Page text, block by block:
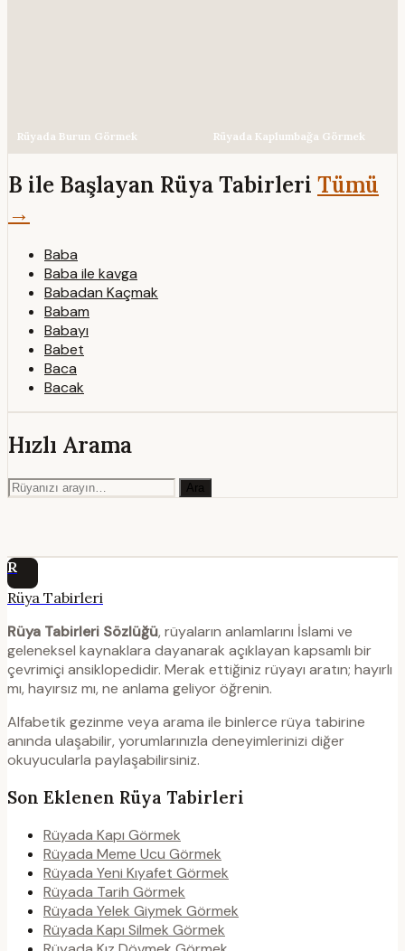
Rüyada Burun Görmek Rüyada Kaplumbağa Görmek
B ile Başlayan Rüya Tabirleri Tümü
→
Baba
Baba ile kavga
Babadan Kaçmak
Babam
Babayı
Babet
Baca
Bacak
Hızlı Arama
Ara
R
Rüya Tabirleri
Rüya Tabirleri Sözlüğü, rüyaların anlamlarını İslami ve
geleneksel kaynaklara dayanarak açıklayan kapsamlı bir
çevrimiçi ansiklopedidir. Merak ettiğiniz rüyayı aratın; hayırlı
mı, hayırsız mı, ne anlama geliyor öğrenin.
Alfabetik gezinme veya arama ile binlerce rüya tabirine
anında ulaşabilir, yorumlarınızla deneyimlerinizi diğer
okuyucularla paylaşabilirsiniz.
Son Eklenen Rüya Tabirleri
Rüyada Kapı Görmek
Rüyada Meme Ucu Görmek
Rüyada Yeni Kıyafet Görmek
Rüyada Tarih Görmek
Rüyada Yelek Giymek Görmek
Rüyada Kapı Silmek Görmek